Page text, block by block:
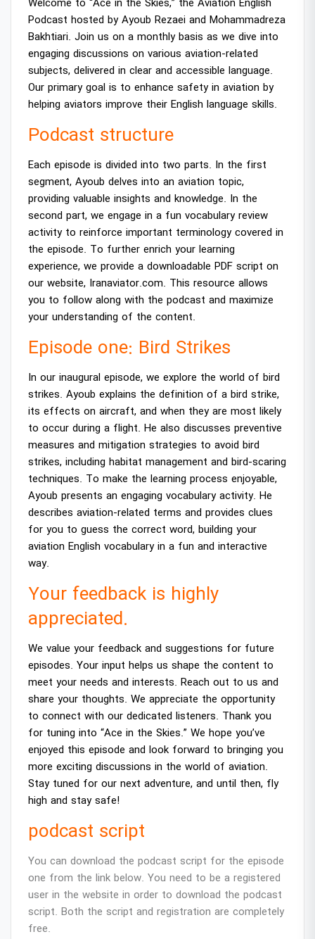
Welcome to “Ace in the Skies,” the Aviation English
Podcast hosted by Ayoub Rezaei and Mohammadreza
Bakhtiari. Join us on a monthly basis as we dive into
engaging discussions on various aviation-related
subjects, delivered in clear and accessible language.
Our primary goal is to enhance safety in aviation by
helping aviators improve their English language skills.
Podcast structure
Each episode is divided into two parts. In the first
segment, Ayoub delves into an aviation topic,
providing valuable insights and knowledge. In the
second part, we engage in a fun vocabulary review
activity to reinforce important terminology covered in
the episode. To further enrich your learning
experience, we provide a downloadable PDF script on
our website, Iranaviator.com. This resource allows
you to follow along with the podcast and maximize
your understanding of the content.
Episode one: Bird Strikes
In our inaugural episode, we explore the world of bird
strikes. Ayoub explains the definition of a bird strike,
its effects on aircraft, and when they are most likely
to occur during a flight. He also discusses preventive
measures and mitigation strategies to avoid bird
strikes, including habitat management and bird-scaring
techniques. To make the learning process enjoyable,
Ayoub presents an engaging vocabulary activity. He
describes aviation-related terms and provides clues
for you to guess the correct word, building your
aviation English vocabulary in a fun and interactive
way.
Your feedback is highly
appreciated.
We value your feedback and suggestions for future
episodes. Your input helps us shape the content to
meet your needs and interests. Reach out to us and
share your thoughts. We appreciate the opportunity
to connect with our dedicated listeners. Thank you
for tuning into “Ace in the Skies.” We hope you’ve
enjoyed this episode and look forward to bringing you
more exciting discussions in the world of aviation.
Stay tuned for our next adventure, and until then, fly
high and stay safe!
podcast script
You can download the podcast script for the episode
one from the link below. You need to be a registered
user in the website in order to download the podcast
script. Both the script and registration are completely
free.